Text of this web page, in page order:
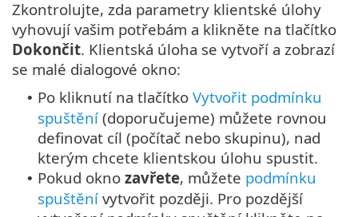
Zkontrolujte, zda parametry klientské úlohy
vyhovují vašim potřebám a klikněte na tlačítko
Dokončit. Klientská úloha se vytvoří a zobrazí
se malé dialogové okno:
• Po kliknutí na tlačítko Vytvořit podmínku
spuštění (doporučujeme) můžete rovnou
definovat cíl (počítač nebo skupinu), nad
kterým chcete klientskou úlohu spustit.
• Pokud okno zavřete, můžete podmínku
spuštění vytvořit později. Pro pozdější